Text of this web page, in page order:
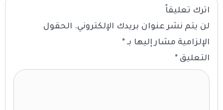
اترك تعليقاً
لن يتم نشر عنوان بريدك الإلكتروني. الحقول
الإلزامية مشار إليها بـ *
التعليق *